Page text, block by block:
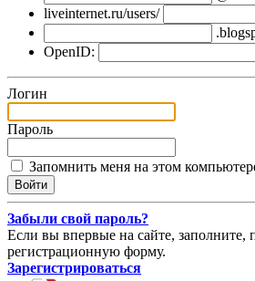
liveinternet.ru/users/
OpenID:
Логин
Пароль
Запомнить меня на этом
Забыли свой пароль?
Если вы впервые на сайте, заполните,
регистрационную форму.
Зарегистрироваться